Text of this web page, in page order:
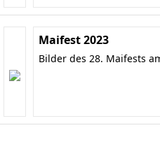
Maifest 2023
Bilder des 28. Maifests